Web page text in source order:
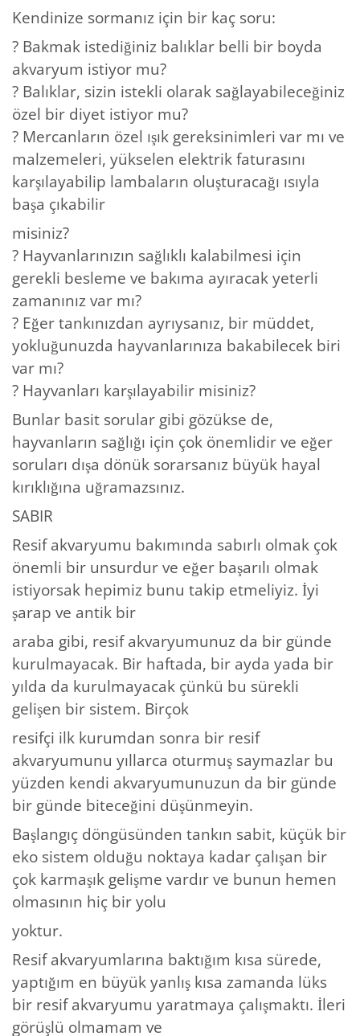
Kendinize sormanız için bir kaç soru:
? Bakmak istediğiniz balıklar belli bir boyda
akvaryum istiyor mu?
? Balıklar, sizin istekli olarak sağlayabileceğiniz
özel bir diyet istiyor mu?
? Mercanların özel ışık gereksinimleri var mı ve
malzemeleri, yükselen elektrik faturasını
karşılayabilip lambaların oluşturacağı ısıyla
başa çıkabilir
misiniz?
? Hayvanlarınızın sağlıklı kalabilmesi için
gerekli besleme ve bakıma ayıracak yeterli
zamanınız var mı?
? Eğer tankınızdan ayrıysanız, bir müddet,
yokluğunuzda hayvanlarınıza bakabilecek biri
var mı?
? Hayvanları karşılayabilir misiniz?
Bunlar basit sorular gibi gözükse de,
hayvanların sağlığı için çok önemlidir ve eğer
soruları dışa dönük sorarsanız büyük hayal
kırıklığına uğramazsınız.
SABIR
Resif akvaryumu bakımında sabırlı olmak çok
önemli bir unsurdur ve eğer başarılı olmak
istiyorsak hepimiz bunu takip etmeliyiz. İyi
şarap ve antik bir
araba gibi, resif akvaryumunuz da bir günde
kurulmayacak. Bir haftada, bir ayda yada bir
yılda da kurulmayacak çünkü bu sürekli
gelişen bir sistem. Birçok
resifçi ilk kurumdan sonra bir resif
akvaryumunu yıllarca oturmuş saymazlar bu
yüzden kendi akvaryumunuzun da bir günde
bir günde biteceğini düşünmeyin.
Başlangıç döngüsünden tankın sabit, küçük bir
eko sistem olduğu noktaya kadar çalışan bir
çok karmaşık gelişme vardır ve bunun hemen
olmasının hiç bir yolu
yoktur.
Resif akvaryumlarına baktığım kısa sürede,
yaptığım en büyük yanlış kısa zamanda lüks
bir resif akvaryumu yaratmaya çalışmaktı. İleri
görüşlü olmamam ve